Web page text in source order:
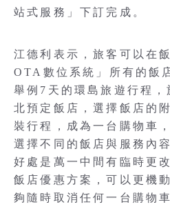
站式服務」下訂完成。
江德利表示，旅客可以在
OTA數位系統」所有的飯
舉例7天的環島旅遊行程，
北預定飯店，選擇飯店的
裝行程，成為一台購物車
選擇不同的飯店與服務內
好處是萬一中間有臨時更
飯店優惠方案，可以更機
夠隨時取消任何一台購物